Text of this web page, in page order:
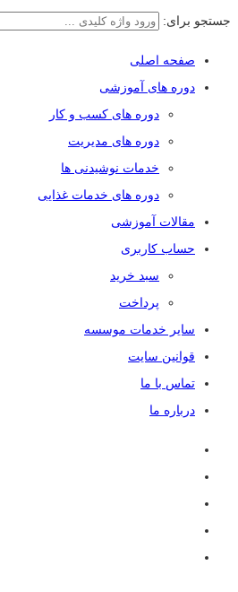
جستجو برای:
صفحه اصلی
دوره های آموزشی
دوره های کسب و کار
دوره های مدیریت
خدمات نوشیدنی ها
دوره های خدمات غذایی
مقالات آموزشی
حساب کاربری
سبد خرید
پرداخت
سایر خدمات موسسه
قوانین سایت
تماس با ما
درباره ما